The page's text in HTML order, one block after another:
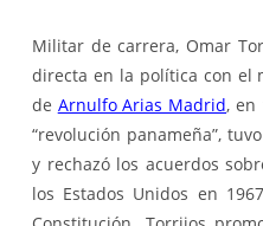
Militar de carrera, Omar
directa en la política con el
de Arnulfo Arias Madrid, en
“revolución panameña”,
y rechazó los acuerdos
los Estados Unidos en